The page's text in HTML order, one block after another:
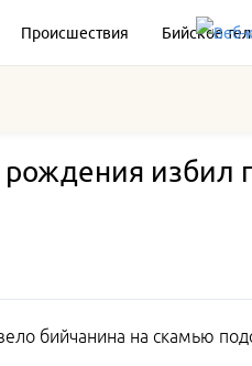
Происшествия Бийское
избил
бийчанина на скамью